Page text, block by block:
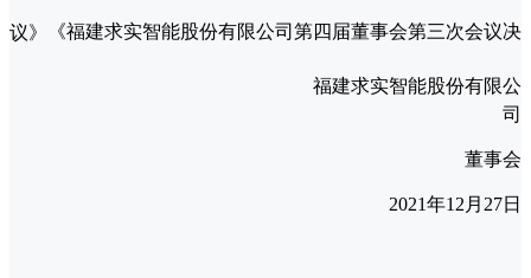
《福建求实智能股份有限公司第四届董事会第三次会议决议》
福建求实智能股份有限公
司
董事会
2021年12月27日